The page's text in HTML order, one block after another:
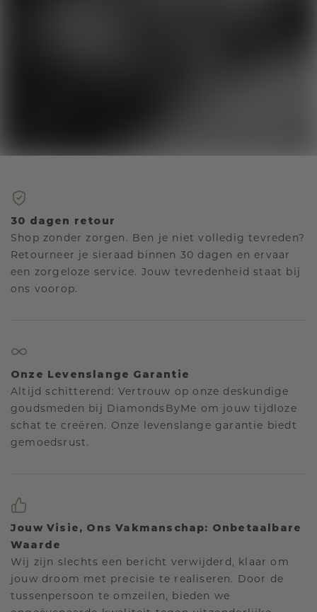
30 dagen retour
Shop zonder zorgen. Ben je niet volledig tevreden?
Retourneer je sieraad binnen 30 dagen en ervaar
een zorgeloze service. Jouw tevredenheid staat bij
ons voorop.
Onze Levenslange Garantie
Altijd schitterend: Vertrouw op onze deskundige
goudsmeden bij DiamondsByMe om jouw tijdloze
schat te creëren. Onze levenslange garantie biedt
gemoedsrust.
Jouw Visie, Ons Vakmanschap: Onbetaalbare
Waarde
Wij zijn slechts een bericht verwijderd, klaar om
jouw droom met precisie te realiseren. Door de
tussenpersoon te omzeilen, bieden we